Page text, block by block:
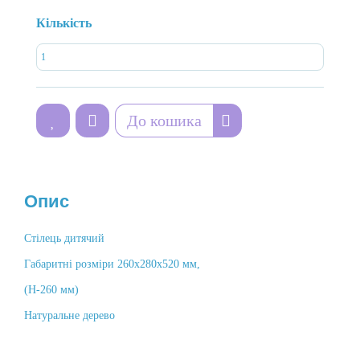
Кількість
До кошика
Опис
Стілець дитячий
Габаритні розміри 260х280х520 мм,
(Н-260 мм)
Натуральне дерево